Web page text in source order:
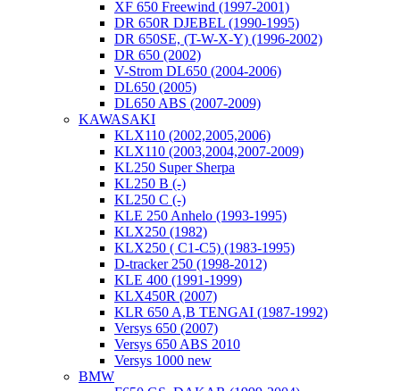
XF 650 Freewind (1997-2001)
DR 650R DJEBEL (1990-1995)
DR 650SE, (T-W-X-Y) (1996-2002)
DR 650 (2002)
V-Strom DL650 (2004-2006)
DL650 (2005)
DL650 ABS (2007-2009)
KAWASAKI
KLX110 (2002,2005,2006)
KLX110 (2003,2004,2007-2009)
KL250 Super Sherpa
KL250 B (-)
KL250 C (-)
KLE 250 Anhelo (1993-1995)
KLX250 (1982)
KLX250 ( C1-C5) (1983-1995)
D-tracker 250 (1998-2012)
KLE 400 (1991-1999)
KLX450R (2007)
KLR 650 A,B TENGAI (1987-1992)
Versys 650 (2007)
Versys 650 ABS 2010
Versys 1000 new
BMW